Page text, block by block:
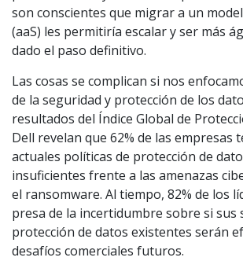
son conscientes que migrar a un
(aaS) les permitiría escalar y ser más
dado el paso definitivo.
Las cosas se complican si nos
de la seguridad y protección de los
resultados del Índice Global de
Dell revelan que 62% de las empresas
actuales políticas de protección de
insuficientes frente a las amenazas
el ransomware. Al tiempo, 82% de los
presa de la incertidumbre sobre si sus
protección de datos existentes serán
desafíos comerciales futuros.